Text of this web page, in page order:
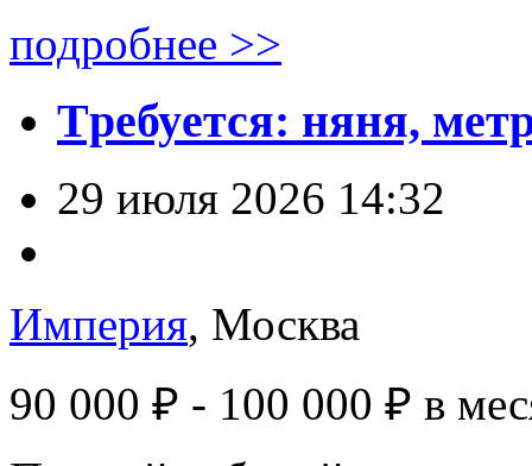
подробнее >>
Tpeбуeтся: няня,
29 июля 2026 14:32
Империя, Москва
90 000 ₽ - 100 000 ₽ в